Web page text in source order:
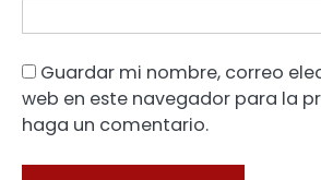
Guardar mi nombre, correo
web en este navegador para la
haga un comentario.